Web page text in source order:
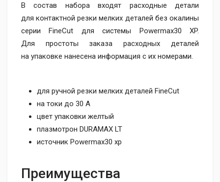
В состав набора входят расходные детали
для контактной резки мелких деталей без окалины
серии FineCut для системы Powermax30 XP.
Для простоты заказа расходных деталей
на упаковке нанесена информация с их номерами.
для ручной резки мелких деталей FineCut
на токи до 30 А
цвет упаковки желтый
плазмотрон DURAMAX LT
источник Powermax30 xp
Преимущества